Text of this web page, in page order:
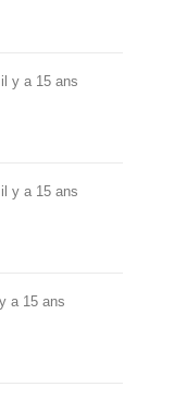
il y a 15 ans
il y a 15 ans
a 15 ans